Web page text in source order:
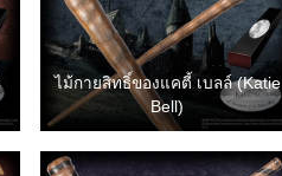
ไม้กายสิทธิ์ของแคตี้ เบลล์ (Katie
Bell)